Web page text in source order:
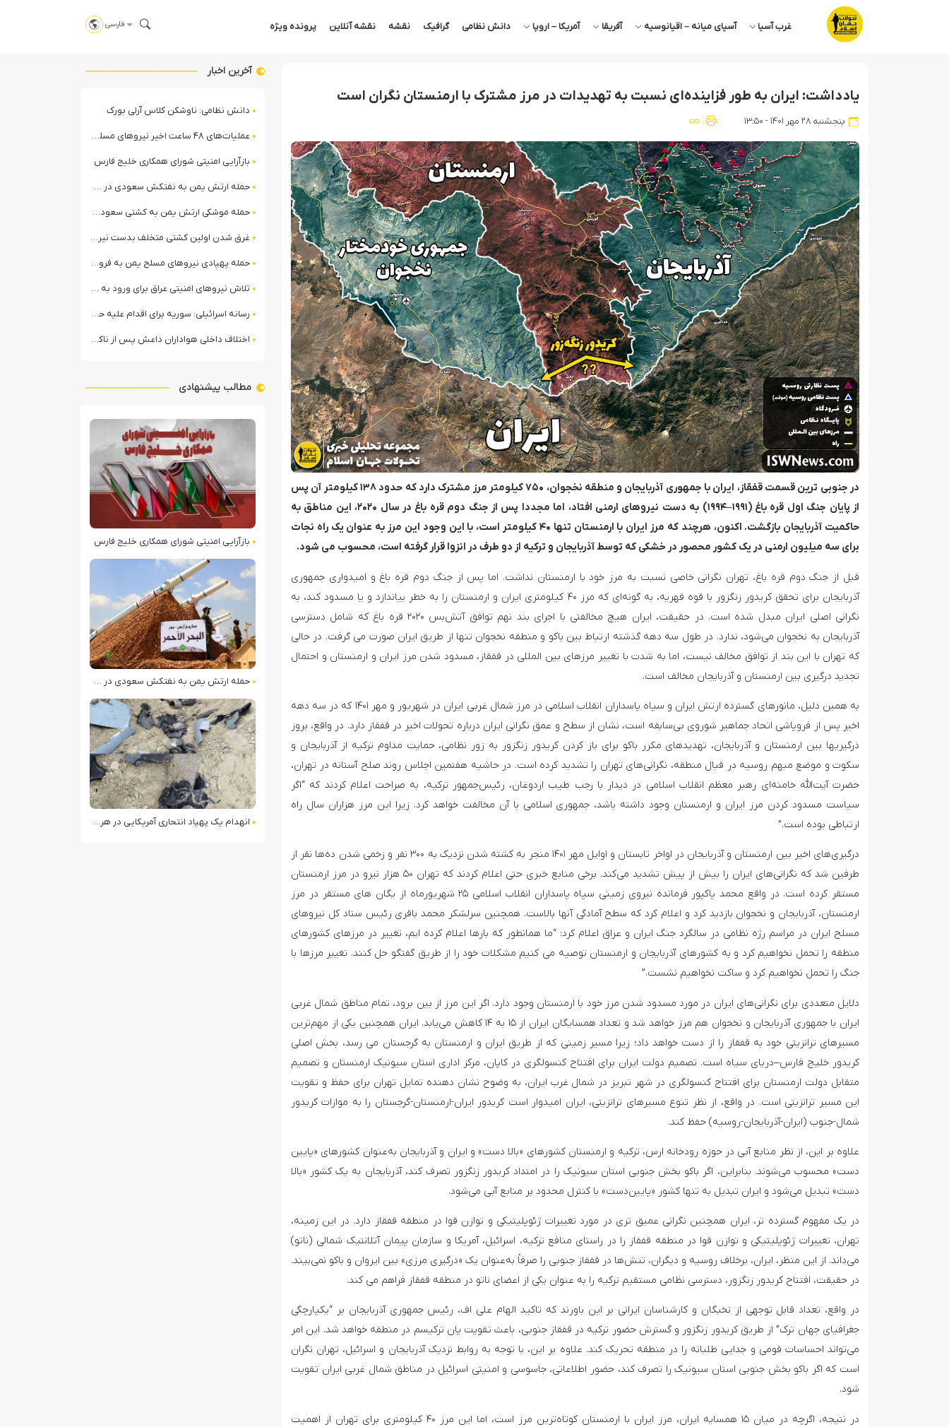
غرب آسیا آسیای میانه – اقیانوسیه آفریقا آمریکا – اروپا دانش نظامی گرافیک نقشه نقشه آنلاین پرونده ویژه فارسی
یادداشت: ایران به طور فزاینده‌ای نسبت به تهدیدات در مرز مشترک با ارمنستان نگران است
پنجشنبه ۲۸ مهر ۱۴۰۱ - ۱۳:۵۰
در جنوبی ترین قسمت قفقاز، ایران با جمهوری آذربایجان و منطقه نخجوان، ۷۵۰ کیلومتر مرز مشترک دارد که حدود ۱۳۸ کیلومتر آن پس
از پایان جنگ اول قره باغ (۱۹۹۱–۱۹۹۴) به دست نیروهای ارمنی افتاد، اما مجددا پس از جنگ دوم قره باغ در سال ۲۰۲۰، این مناطق به
حاکمیت آذربایجان بازگشت. اکنون، هرچند که مرز ایران با ارمنستان تنها ۴۰ کیلومتر است، با این وجود این مرز به عنوان یک راه نجات
برای سه میلیون ارمنی در یک کشور محصور در خشکی که توسط آذربایجان و ترکیه از دو طرف در انزوا قرار گرفته است، محسوب می شود.
قبل از جنگ دوم قره باغ، تهران نگرانی خاصی نسبت به مرز خود با ارمنستان نداشت. اما پس از جنگ دوم قره باغ و امیدواری جمهوری
آذربایجان برای تحقق کریدور زنگزور با قوه قهریه، به گونه‌ای که مرز ۴۰ کیلومتری ایران و ارمنستان را به خطر بیاندازد و یا مسدود کند، به
نگرانی اصلی ایران مبدل شده است. در حقیقت، ایران هیچ مخالفتی با اجرای بند نهم توافق آتش‌بس ۲۰۲۰ قره باغ که شامل دسترسی
آذربایجان به نخجوان می‌شود، ندارد. در طول سه دهه گذشته ارتباط بین باکو و منطقه نخجوان تنها از طریق ایران صورت می گرفت. در حالی
که تهران با این بند از توافق مخالف نیست، اما به شدت با تغییر مرزهای بین المللی در قفقاز، مسدود شدن مرز ایران و ارمنستان و احتمال
تجدید درگیری بین ارمنستان و آذربایجان مخالف است.
به همین دلیل، مانورهای گسترده ارتش ایران و سپاه پاسداران انقلاب اسلامی در مرز شمال غربی ایران در شهریور و مهر ۱۴۰۱ که در سه دهه
اخیر پس از فروپاشی اتحاد جماهیر شوروی بی‌سابقه است، نشان از سطح و عمق نگرانی ایران درباره تحولات اخیر در قفقاز دارد. در واقع، بروز
درگیریها بین ارمنستان و آذربایجان، تهدیدهای مکرر باکو برای باز کردن کریدور زنگزور به زور نظامی، حمایت مداوم ترکیه از آذربایجان و
سکوت و موضع مبهم روسیه در قبال منطقه، نگرانی‌های تهران را تشدید کرده است. در حاشیه هفتمین اجلاس روند صلح آستانه در تهران،
حضرت آیت‌الله خامنه‌ای رهبر معظم انقلاب اسلامی در دیدار با رجب طیب اردوغان، رئیس‌جمهور ترکیه، به صراحت اعلام کردند که “اگر
سیاست مسدود کردن مرز ایران و ارمنستان وجود داشته باشد، جمهوری اسلامی با آن مخالفت خواهد کرد. زیرا این مرز هزاران سال راه
ارتباطی بوده است.”
درگیری‌های اخیر بین ارمنستان و آذربایجان در اواخر تابستان و اوایل مهر ۱۴۰۱ منجر به کشته شدن نزدیک به ۳۰۰ نفر و زخمی شدن ده‌ها نفر از
طرفین شد که نگرانی‌های ایران را بیش از پیش تشدید می‌کند. برخی منابع خبری حتی اعلام کردند که تهران ۵۰ هزار نیرو در مرز ارمنستان
مستقر کرده است. در واقع محمد پاکپور فرمانده نیروی زمینی سپاه پاسداران انقلاب اسلامی ۲۵ شهریورماه از یگان های مستقر در مرز
ارمنستان، آذربایجان و نخجوان بازدید کرد و اعلام کرد که سطح آمادگی آنها بالاست. همچنین سرلشکر محمد باقری رئیس ستاد کل نیروهای
مسلح ایران در مراسم رژه نظامی در سالگرد جنگ ایران و عراق اعلام کرد: “ما همانطور که بارها اعلام کرده ایم، تغییر در مرزهای کشورهای
منطقه را تحمل نخواهیم کرد و به کشورهای آذربایجان و ارمنستان توصیه می کنیم مشکلات خود را از طریق گفتگو حل کنند. تغییر مرزها با
جنگ را تحمل نخواهیم کرد و ساکت نخواهیم نشست.”
دلایل متعددی برای نگرانی‌های ایران در مورد مسدود شدن مرز خود با ارمنستان وجود دارد. اگر این مرز از بین برود، تمام مناطق شمال غربی
ایران با جمهوری آذربایجان و نخجوان هم مرز خواهد شد و تعداد همسایگان ایران از ۱۵ به ۱۴ کاهش می‌یابد. ایران همچنین یکی از مهم‌ترین
مسیرهای ترانزیتی خود به قفقاز را از دست خواهد داد؛ زیرا مسیر زمینی که از طریق ایران و ارمنستان به گرجستان می رسد، بخش اصلی
کریدور خلیج فارس–دریای سیاه است. تصمیم دولت ایران برای افتتاح کنسولگری در کاپان، مرکز اداری استان سیونیک ارمنستان و تصمیم
متقابل دولت ارمنستان برای افتتاح کنسولگری در شهر تبریز در شمال غرب ایران، به وضوح نشان دهنده تمایل تهران برای حفظ و تقویت
این مسیر ترانزیتی است. در واقع، از نظر تنوع مسیرهای ترانزیتی، ایران امیدوار است کریدور ایران-ارمنستان-گرجستان را به موازات کریدور
شمال-جنوب (ایران-آذربایجان-روسیه) حفظ کند.
علاوه بر این، از نظر منابع آبی در حوزه رودخانه ارس، ترکیه و ارمنستان کشورهای «بالا دست» و ایران و آذربایجان به‌عنوان کشورهای «پایین
دست» محسوب می‌شوند. بنابراین، اگر باکو بخش جنوبی استان سیونیک را در امتداد کریدور زنگزور تصرف کند، آذربایجان به یک کشور «بالا
دست» تبدیل می‌شود و ایران تبدیل به تنها کشور «پایین‌دست» با کنترل محدود بر منابع آبی می‌شود.
در یک مفهوم گسترده تر، ایران همچنین نگرانی عمیق تری در مورد تغییرات ژئوپلیتیکی و توازن قوا در منطقه قفقاز دارد. در این زمینه،
تهران، تغییرات ژئوپلیتیکی و توازن قوا در منطقه قفقاز را در راستای منافع ترکیه، اسرائیل، آمریکا و سازمان پیمان آتلانتیک شمالی (ناتو)
می‌داند. از این منظر، ایران، برخلاف روسیه و دیگران، تنش‌ها در قفقاز جنوبی را صرفاً به‌عنوان یک «درگیری مرزی» بین ایروان و باکو نمی‌بیند.
در حقیقت، افتتاح کریدور زنگزور، دسترسی نظامی مستقیم ترکیه را به عنوان یکی از اعضای ناتو در منطقه قفقاز فراهم می کند.
در واقع، تعداد قابل توجهی از نخبگان و کارشناسان ایرانی بر این باورند که تاکید الهام علی اف، رئیس جمهوری آذربایجان بر “یکپارچگی
جغرافیای جهان ترک” از طریق کریدور زنگزور و گسترش حضور ترکیه در قفقاز جنوبی، باعث تقویت پان ترکیسم در منطقه خواهد شد. این امر
می‌تواند احساسات قومی و جدایی طلبانه را در منطقه تحریک کند. علاوه بر این، با توجه به روابط نزدیک آذربایجان و اسرائیل، تهران نگران
است که اگر باکو بخش جنوبی استان سیونیک را تصرف کند، حضور اطلاعاتی، جاسوسی و امنیتی اسرائیل در مناطق شمال غربی ایران تقویت
شود.
در نتیجه، اگرچه در میان ۱۵ همسایه ایران، مرز ایران با ارمنستان کوتاه‌ترین مرز است، اما این مرز ۴۰ کیلومتری برای تهران از اهمیت
آخرین اخبار
دانش نظامی: ناوشکن کلاس آرلی بورک
عملیات‌های ۴۸ ساعت اخیر نیروهای مسلح یمن علیه ائتلاف سعودی + ویدیو
بازآرایی امنیتی شورای همکاری خلیج فارس
حمله ارتش یمن به نفتکش سعودی در خلیج عدن
حمله موشکی ارتش یمن به کشتی سعودی در شمال دریای سرخ
غرق شدن اولین کشتی متخلف بدست نیروی دریایی ارتش یمن
حمله پهپادی نیروهای مسلح یمن به فرودگاه نجران
تلاش نیروهای امنیتی عراق برای ورود به مقر مقاومت در حومه بغداد
رسانه اسرائیلی: سوریه برای اقدام علیه حزب‌الله در لبنان آماده می‌شود!
اختلاف داخلی هواداران داعش پس از ناکامی عملیات انغماسی داعش در رقه
مطالب پیشنهادی
بازآرایی امنیتی شورای همکاری خلیج فارس
حمله ارتش یمن به نفتکش سعودی در خلیج عدن
انهدام یک پهپاد انتحاری آمریکایی در هرمزگان